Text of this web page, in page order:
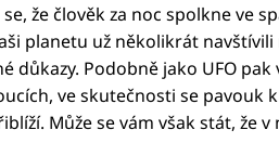
se, že člověk za noc spolkne ve
planetu už několikrát
důkazy. Podobně jako UFO
ve skutečnosti se pavouk
Může se vám však stát, že